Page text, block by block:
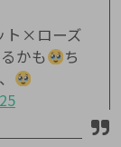
ト×ローズ
かも
ち